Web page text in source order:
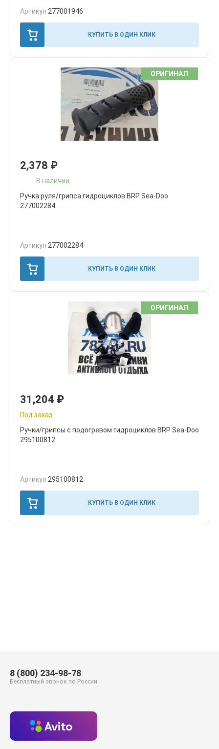
Артикул 277001946
КУПИТЬ В ОДИН КЛИК
ОРИГИНАЛ
2,378 ₽
В наличии
Ручка руля/грипса гидроциклов BRP Sea-Doo
277002284
Артикул 277002284
КУПИТЬ В ОДИН КЛИК
ОРИГИНАЛ
31,204 ₽
Под заказ
Ручки/грипсы с подогревом гидроциклов BRP Sea-Doo
295100812
Артикул 295100812
КУПИТЬ В ОДИН КЛИК
8 (800) 234-98-78
Бесплатный звонок по России